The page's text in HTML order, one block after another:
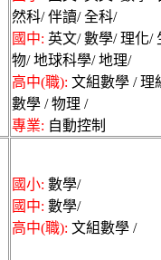
然科/ 伴讀/ 全科/
國中: 英文/ 數學/ 理化/
物/ 地球科學/ 地理/
高中(職): 文組數學 / 理
數學 / 物理 /
專業: 自動控制
國小: 數學/
國中: 數學/
高中(職): 文組數學 /